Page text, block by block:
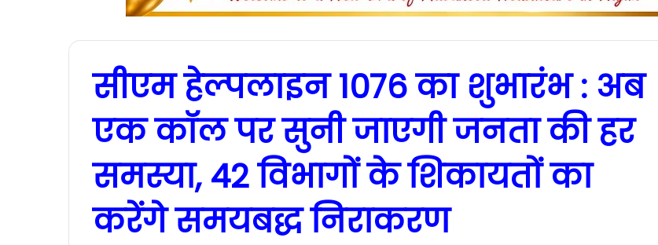
सीएम हेल्पलाइन 1076 का शुभारंभ : अब
एक कॉल पर सुनी जाएगी जनता की हर
समस्या, 42 विभागों के शिकायतों का
करेंगे समयबद्ध निराकरण